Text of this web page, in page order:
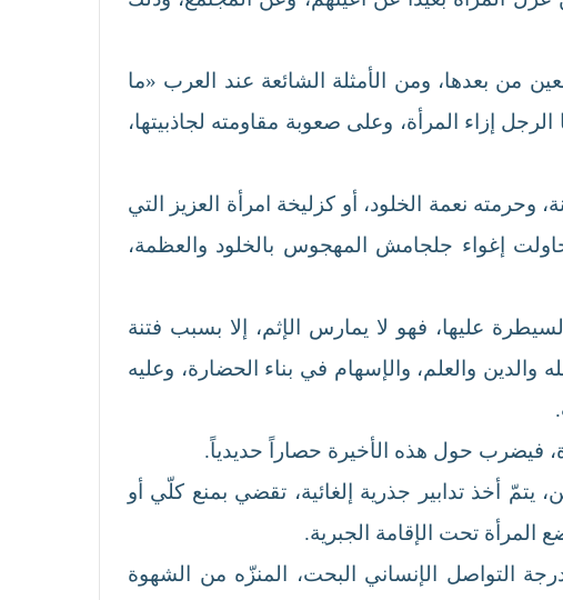
من بعدها، ومن الأمثلة الشائعة عند العرب «ما
إزاء المرأة، وعلى صعوبة مقاومته لجاذبيتها،
نعمة الخلود، أو كزليخة امرأة العزيز التي
إغواء جلجامش المهجوس بالخلود والعظمة،
عليها، فهو لا يمارس الإثم، إلا بسبب فتنة
والدين والعلم، والإسهام في بناء الحضارة، وعليه
فيضرب حول هذه الأخيرة حصاراً حديدياً.
يتمّ أخذ تدابير جذرية إلغائية، تقضي بمنع كلّي أو
المرأة تحت الإقامة الجبرية.
درجة التواصل الإنساني البحت، المنزّه من الشهوة